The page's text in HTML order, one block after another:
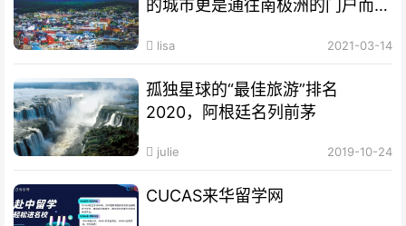
的城市更是通往南极洲的门户而驰
lisa 2021-03-14
孤独星球的“最佳旅游”排名
2020，阿根廷名列前茅
julie 2019-10-24
CUCAS来华留学网